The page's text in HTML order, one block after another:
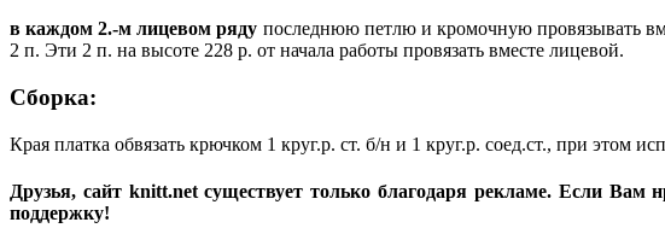
в каждом 2.-м лицевом ряду последнюю петлю и кромочную провязывать
2 п. Эти 2 п. на высоте 228 р. от начала работы провязать вместе лицевой.
Сборка:
Края платка обвязать крючком 1 круг.р. ст. б/н и 1 круг.р. соед.ст., при этом
Друзья, сайт knitt.net существует только благодаря рекламе. Если
поддержку!